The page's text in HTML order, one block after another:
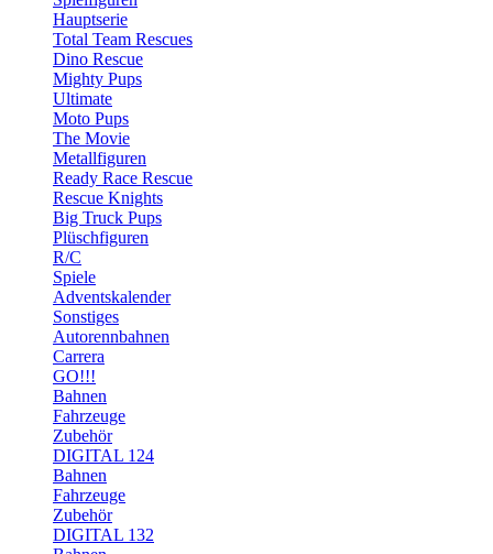
Hauptserie
Total Team Rescues
Dino Rescue
Mighty Pups
Ultimate
Moto Pups
The Movie
Metallfiguren
Ready Race Rescue
Rescue Knights
Big Truck Pups
Plüschfiguren
R/C
Spiele
Adventskalender
Sonstiges
Autorennbahnen
Carrera
GO!!!
Bahnen
Fahrzeuge
Zubehör
DIGITAL 124
Bahnen
Fahrzeuge
Zubehör
DIGITAL 132